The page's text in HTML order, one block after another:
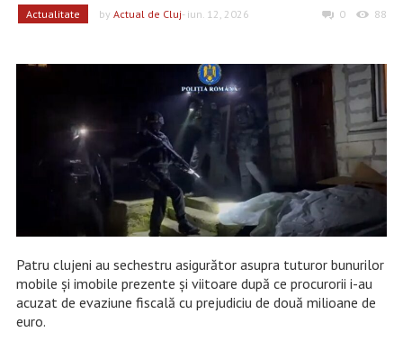
Actualitate by Actual de Cluj- iun. 12, 2026 0 88
Patru clujeni au sechestru asigurător asupra tuturor bunurilor
mobile și imobile prezente și viitoare după ce procurorii i-au
acuzat de evaziune fiscală cu prejudiciu de două milioane de
euro.